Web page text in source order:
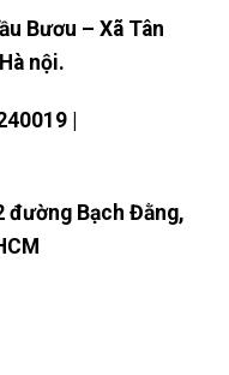
Bươu – Xã Tân
nội.
|
đường Bạch Đằng,